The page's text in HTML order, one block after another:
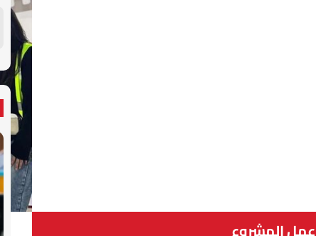
المشروع